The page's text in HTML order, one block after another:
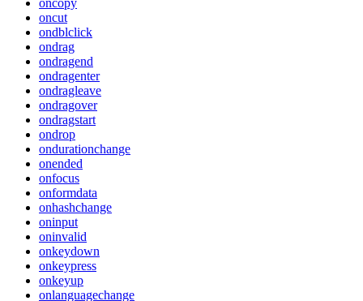
oncut
ondblclick
ondrag
ondragend
ondragenter
ondragleave
ondragover
ondragstart
ondrop
ondurationchange
onended
onfocus
onformdata
onhashchange
oninput
oninvalid
onkeydown
onkeypress
onkeyup
onlanguagechange